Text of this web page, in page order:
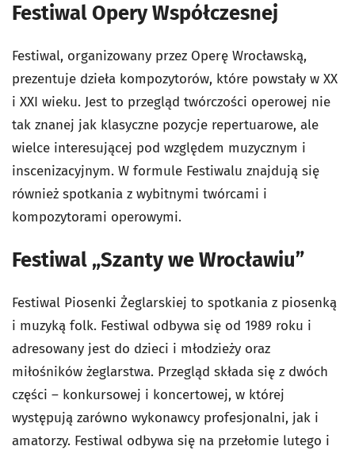
Festiwal Opery Współczesnej
Festiwal, organizowany przez Operę Wrocławską,
prezentuje dzieła kompozytorów, które powstały w XX
i XXI wieku. Jest to przegląd twórczości operowej nie
tak znanej jak klasyczne pozycje repertuarowe, ale
wielce interesującej pod względem muzycznym i
inscenizacyjnym. W formule Festiwalu znajdują się
również spotkania z wybitnymi twórcami i
kompozytorami operowymi.
Festiwal „Szanty we Wrocławiu”
Festiwal Piosenki Żeglarskiej to spotkania z piosenką
i muzyką folk. Festiwal odbywa się od 1989 roku i
adresowany jest do dzieci i młodzieży oraz
miłośników żeglarstwa. Przegląd składa się z dwóch
części – konkursowej i koncertowej, w której
występują zarówno wykonawcy profesjonalni, jak i
amatorzy. Festiwal odbywa się na przełomie lutego i